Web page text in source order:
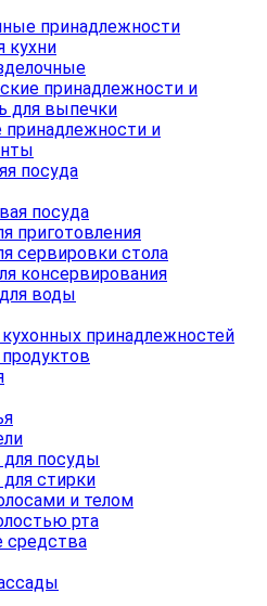
принадлежности
кухни
принадлежности и
для выпечки
принадлежности и
посуда
посуда
приготовления
сервировки стола
консервирования
воды
принадлежностей
посуды
стирки
и телом
рта
средства